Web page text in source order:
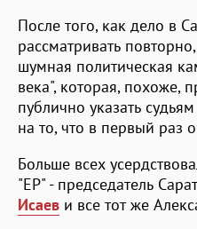
После того, как дело в
рассматривать
шумная политическая
века", которая, похоже,
публично указать
на то, что в первый раз
Больше всех
"ЕР" - председатель
Исаев и все тот же